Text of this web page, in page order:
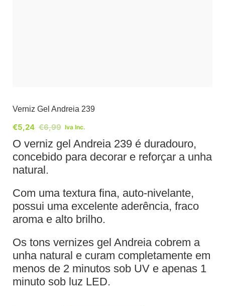
Verniz Gel Andreia 239
€6,99
€5,24 Iva Inc.
O verniz gel Andreia 239 é duradouro,
concebido para decorar e reforçar a unha
natural.
Com uma textura fina, auto-nivelante,
possui uma excelente aderência, fraco
aroma e alto brilho.
Os tons vernizes gel Andreia cobrem a
unha natural e curam completamente em
menos de 2 minutos sob UV e apenas 1
minuto sob luz LED.